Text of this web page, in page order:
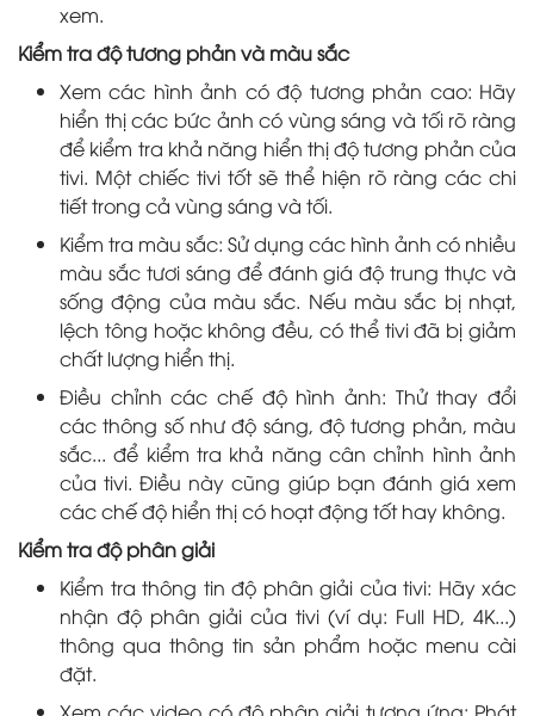
xem.
Kiểm tra độ tương phản và màu sắc
Xem các hình ảnh có độ tương phản cao: Hãy
hiển thị các bức ảnh có vùng sáng và tối rõ ràng
để kiểm tra khả năng hiển thị độ tương phản của
tivi. Một chiếc tivi tốt sẽ thể hiện rõ ràng các chi
tiết trong cả vùng sáng và tối.
Kiểm tra màu sắc: Sử dụng các hình ảnh có nhiều
màu sắc tươi sáng để đánh giá độ trung thực và
sống động của màu sắc. Nếu màu sắc bị nhạt,
lệch tông hoặc không đều, có thể tivi đã bị giảm
chất lượng hiển thị.
Điều chỉnh các chế độ hình ảnh: Thử thay đổi
các thông số như độ sáng, độ tương phản, màu
sắc... để kiểm tra khả năng cân chỉnh hình ảnh
của tivi. Điều này cũng giúp bạn đánh giá xem
các chế độ hiển thị có hoạt động tốt hay không.
Kiểm tra độ phân giải
Kiểm tra thông tin độ phân giải của tivi: Hãy xác
nhận độ phân giải của tivi (ví dụ: Full HD, 4K...)
thông qua thông tin sản phẩm hoặc menu cài
đặt.